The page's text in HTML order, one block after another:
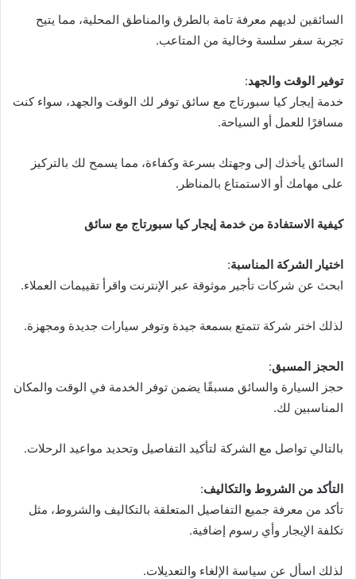
السائقين لديهم معرفة تامة بالطرق والمناطق المحلية، مما يتيح
تجربة سفر سلسة وخالية من المتاعب.
توفير الوقت والجهد:
خدمة إيجار كيا سبورتاج مع سائق توفر لك الوقت والجهد، سواء كنت
مسافرًا للعمل أو السياحة.
السائق يأخذك إلى وجهتك بسرعة وكفاءة، مما يسمح لك بالتركيز
على مهامك أو الاستمتاع بالمناظر.
كيفية الاستفادة من خدمة إيجار كيا سبورتاج مع سائق
اختيار الشركة المناسبة:
ابحث عن شركات تأجير موثوقة عبر الإنترنت واقرأ تقييمات العملاء.
لذلك اختر شركة تتمتع بسمعة جيدة وتوفر سيارات جديدة ومجهزة.
الحجز المسبق:
حجز السيارة والسائق مسبقًا يضمن توفر الخدمة في الوقت والمكان
المناسبين لك.
بالتالي تواصل مع الشركة لتأكيد التفاصيل وتحديد مواعيد الرحلات.
التأكد من الشروط والتكاليف:
تأكد من معرفة جميع التفاصيل المتعلقة بالتكاليف والشروط، مثل
تكلفة الإيجار وأي رسوم إضافية.
لذلك اسأل عن سياسة الإلغاء والتعديلات.